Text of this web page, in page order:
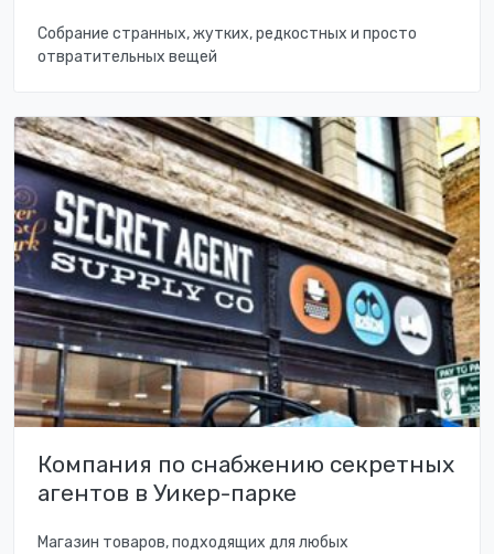
Собрание странных, жутких, редкостных и просто
отвратительных вещей
Компания по снабжению секретных
агентов в Уикер-парке
Магазин товаров, подходящих для любых